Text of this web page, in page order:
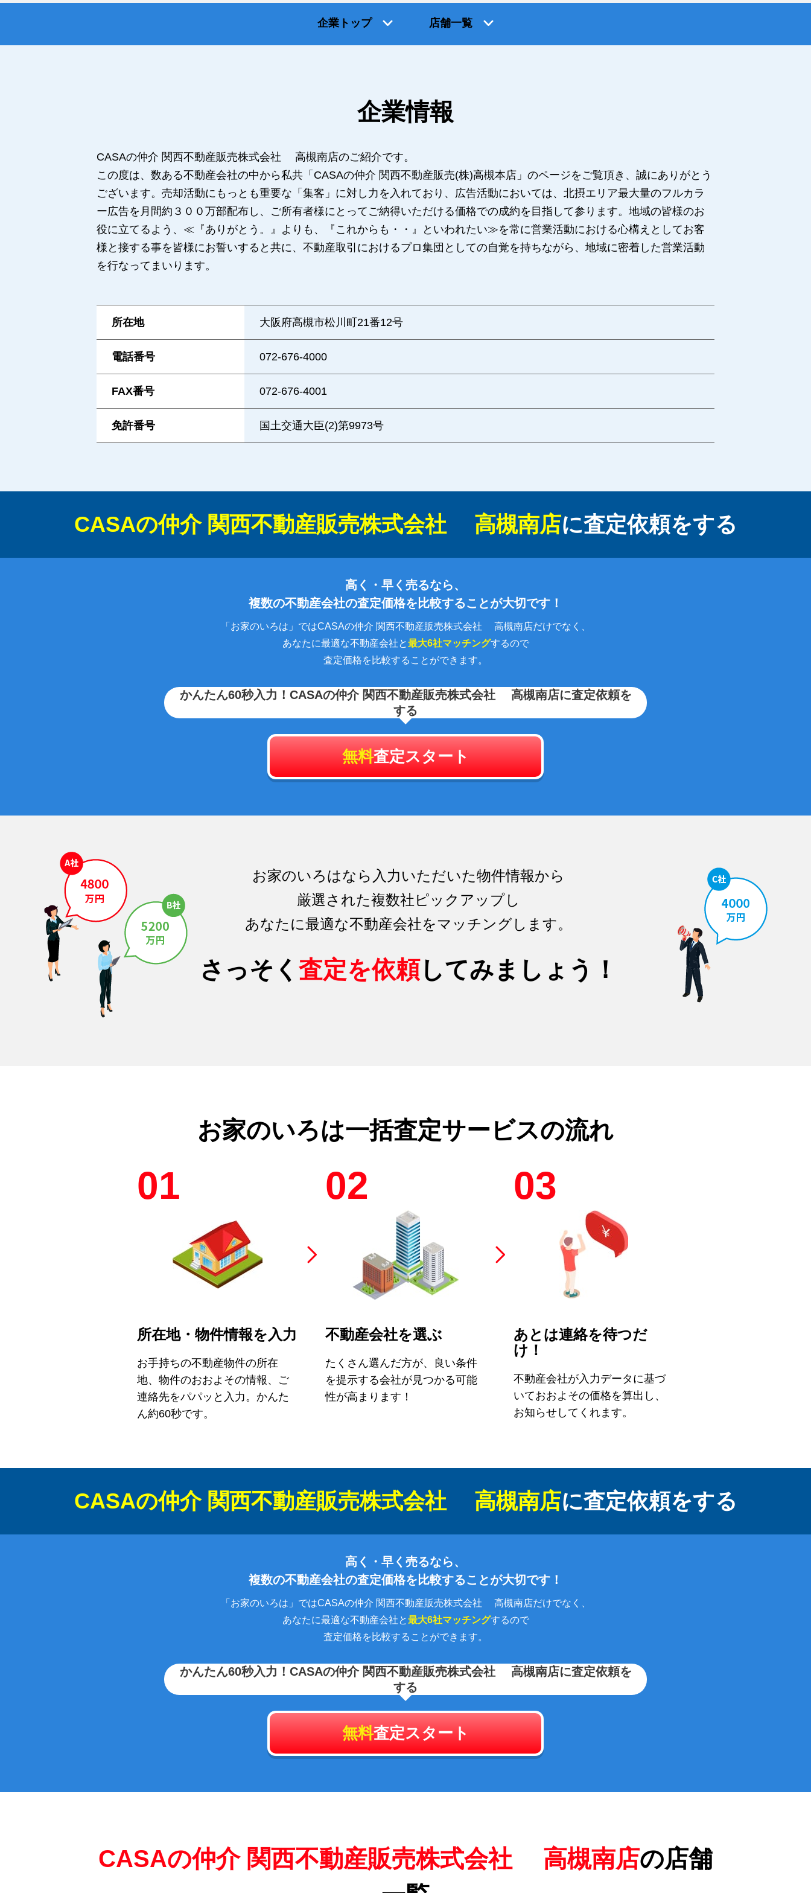
企業トップ 店舗一覧
企業情報
CASAの仲介 関西不動産販売株式会社 高槻南店のご紹介です。
この度は、数ある不動産会社の中から私共「CASAの仲介 関西不動産販売(株)高槻本店」のページをご覧頂き、誠にありがとう
ございます。売却活動にもっとも重要な「集客」に対し力を入れており、広告活動においては、北摂エリア最大量のフルカラ
ー広告を月間約３００万部配布し、ご所有者様にとってご納得いただける価格での成約を目指して参ります。地域の皆様のお
役に立てるよう、≪『ありがとう。』よりも、『これからも・・』といわれたい≫を常に営業活動における心構えとしてお客
様と接する事を皆様にお誓いすると共に、不動産取引におけるプロ集団としての自覚を持ちながら、地域に密着した営業活動
を行なってまいります。
所在地 大阪府高槻市松川町21番12号
電話番号 072-676-4000
FAX番号 072-676-4001
免許番号 国土交通大臣(2)第9973号
CASAの仲介 関西不動産販売株式会社 高槻南店に査定依頼をする
高く・早く売るなら、
複数の不動産会社の査定価格を比較することが大切です！
「お家のいろは」ではCASAの仲介 関西不動産販売株式会社 高槻南店だけでなく、
あなたに最適な不動産会社と最大6社マッチングするので
査定価格を比較することができます。
かんたん60秒入力！ CASAの仲介 関西不動産販売株式会社 高槻南店に査定依頼を
する
無料査定スタート
お家のいろはなら入力いただいた物件情報から
厳選された複数社ピックアップし
あなたに最適な不動産会社をマッチングします。
さっそく 査定を依頼してみましょう！
お家のいろは一括査定サービスの流れ
01
所在地・物件情報を入力
お手持ちの不動産物件の所在
地、物件のおおよその情報、ご
連絡先をパパッと入力。かんた
ん約60秒です。
02
不動産会社を選ぶ
たくさん選んだ方が、良い条件
を提示する会社が見つかる可能
性が高まります！
03
あとは連絡を待つだ
け！
不動産会社が入力データに基づ
いておおよその価格を算出し、
お知らせしてくれます。
CASAの仲介 関西不動産販売株式会社 高槻南店に査定依頼をする
高く・早く売るなら、
複数の不動産会社の査定価格を比較することが大切です！
「お家のいろは」ではCASAの仲介 関西不動産販売株式会社 高槻南店だけでなく、
あなたに最適な不動産会社と最大6社マッチングするので
査定価格を比較することができます。
かんたん60秒入力！ CASAの仲介 関西不動産販売株式会社 高槻南店に査定依頼を
する
無料査定スタート
CASAの仲介 関西不動産販売株式会社 高槻南店の店舗